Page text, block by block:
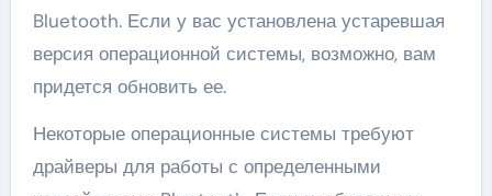
Bluetooth. Если у вас установлена устаревшая
версия операционной системы, возможно, вам
придется обновить ее.
Некоторые операционные системы требуют
драйверы для работы с определенными